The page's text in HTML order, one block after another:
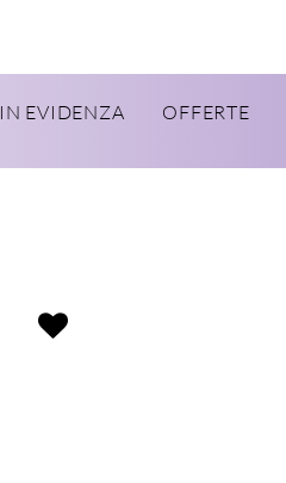
IN EVIDENZA OFFERTE